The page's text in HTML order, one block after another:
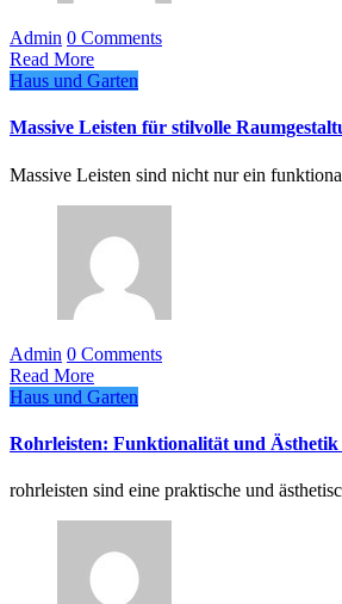
Admin 0 Comments
Read More
Haus und Garten
Massive Leisten für stilvolle
Massive Leisten sind nicht nur ein
Admin 0 Comments
Read More
Haus und Garten
Rohrleisten: Funktionalität und Ästhetik
rohrleisten sind eine praktische und